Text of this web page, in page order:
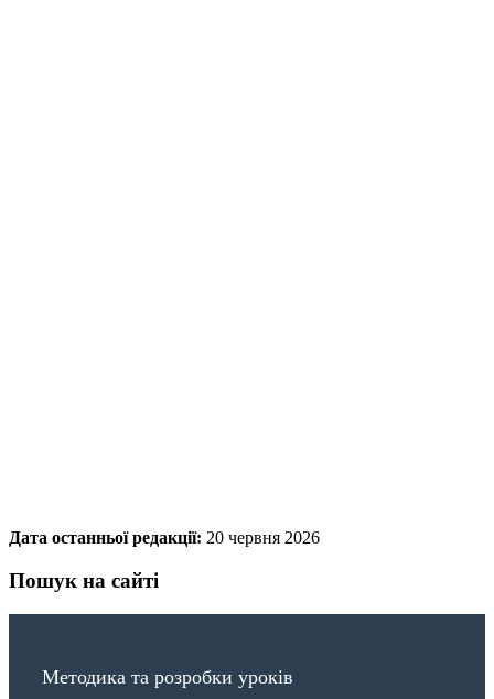
Дата останньої редакції: 20 червня 2026
Пошук на сайті
Методика та розробки уроків